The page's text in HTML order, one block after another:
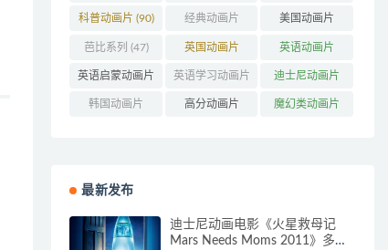
(203) (1550)
科普动画片 (90) 经典动画片
(707)
美国动画片
(843)
芭比系列 (47) 英国动画片
(199)
英语动画片
(214)
英语启蒙动画片
(162)
英语学习动画片
(85)
迪士尼动画片
(317)
韩国动画片 高分动画片 魔幻类动画片
最新发布
迪士尼动画电影《火星救母记
Mars Needs Moms 2011》多国